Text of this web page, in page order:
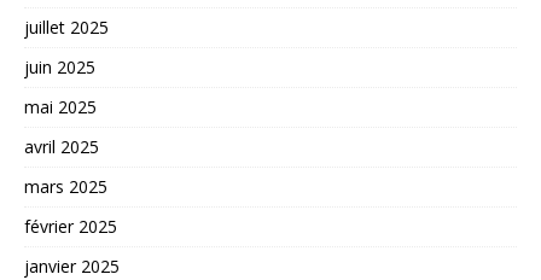
juillet 2025
juin 2025
mai 2025
avril 2025
mars 2025
février 2025
janvier 2025